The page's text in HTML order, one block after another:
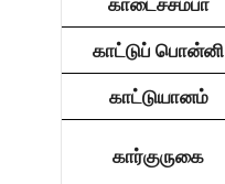
காட்டுப் பொன்னி
காட்டுயானம்
கார்குருகை